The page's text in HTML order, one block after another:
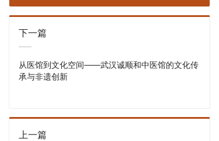
下一篇
从医馆到文化空间——武汉诚顺和中医馆的文化传
承与非遗创新
上一篇